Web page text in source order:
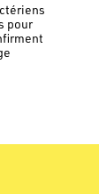
pour